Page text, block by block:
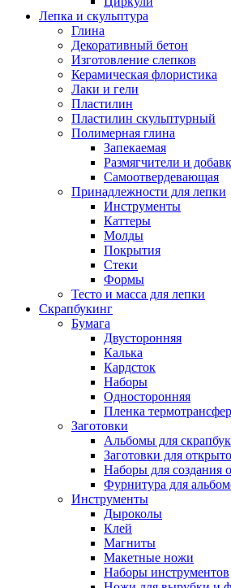
Лепка и скульптура
Глина
Декоративный бетон
Изготовление слепков
Керамическая флористика
Лаки и гели
Пластилин
Пластилин скульптурный
Полимерная глина
Запекаемая
Размягчители и
Самоотвердевающая
Принадлежности для лепки
Инструменты
Каттеры
Молды
Покрытия
Стеки
Формы
Тесто и масса для лепки
Скрапбукинг
Бумага
Двусторонняя
Калька
Кардсток
Наборы
Односторонняя
Пленка
Заготовки
Альбомы для
Заготовки для
Наборы для создания
Фурнитура для
Инструменты
Дыроколы
Клей
Магниты
Макетные ножи
Наборы инструментов